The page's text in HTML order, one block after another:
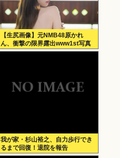
【生尻画像】元NMB48原かれ
ん、衝撃の限界露出www1st写真
集でパールTバックのランジェリ
我が家・杉山裕之、自力歩行でき
るまで回復！退院を報告